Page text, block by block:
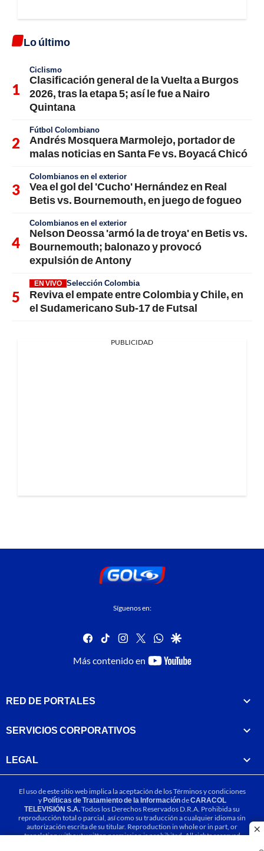
Lo último
Ciclismo
Clasificación general de la Vuelta a Burgos
2026, tras la etapa 5; así le fue a Nairo
Quintana
Fútbol Colombiano
Andrés Mosquera Marmolejo, portador de
malas noticias en Santa Fe vs. Boyacá Chicó
Colombianos en el exterior
Vea el gol del 'Cucho' Hernández en Real
Betis vs. Bournemouth, en juego de fogueo
Colombianos en el exterior
Nelson Deossa 'armó la de troya' en Betis vs.
Bournemouth; balonazo y provocó
expulsión de Antony
EN VIVO Selección Colombia
Reviva el empate entre Colombia y Chile, en
el Sudamericano Sub-17 de Futsal
PUBLICIDAD
Síguenos en:
facebook
tiktok instagram
twitterwhatsapp
google
Más contenido en
youtube-
RED DE PORTALES
SERVICIOS CORPORATIVOS
LEGAL
El uso de este sitio web implica la aceptación de losTérminos y condiciones
yPolíticas de Tratamiento de la InformacióndeCARACOL
TELEVISIÓN S.A.Todos los Derechos Reservados D.R.A. Prohibida su
reproducción total o parcial, así como su traducción a cualquier idioma sin
autorización escrita de su titular. Reproduction in whole or in part, or
translation without written permission is prohibited. All rights reserved